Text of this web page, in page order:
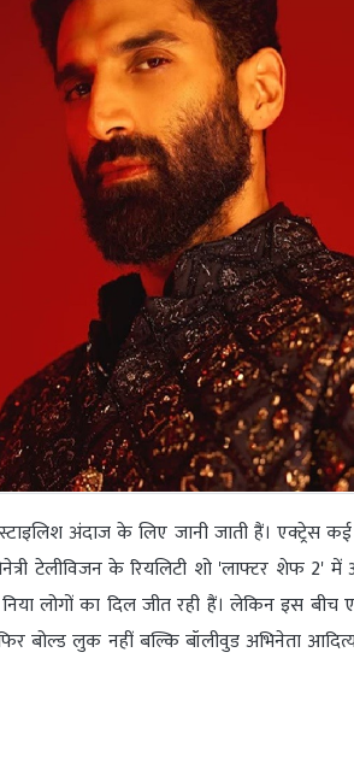
अंदाज के लिए जानी जाती हैं। एक्ट्रेस कई
टेलीविजन के रियलिटी शो 'लाफ्टर शेफ 2' में
लोगों का दिल जीत रही हैं। लेकिन इस बीच
बोल्ड लुक नहीं बल्कि बॉलीवुड अभिनेता